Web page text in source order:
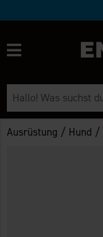
Ausrüstung / Hund /